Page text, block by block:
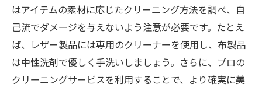
はアイテムの素材に応じたクリーニング方法を調べ、自
己流でダメージを与えないよう注意が必要です。たとえ
ば、レザー製品には専用のクリーナーを使用し、布製品
は中性洗剤で優しく手洗いしましょう。さらに、プロの
クリーニングサービスを利用することで、より確実に美